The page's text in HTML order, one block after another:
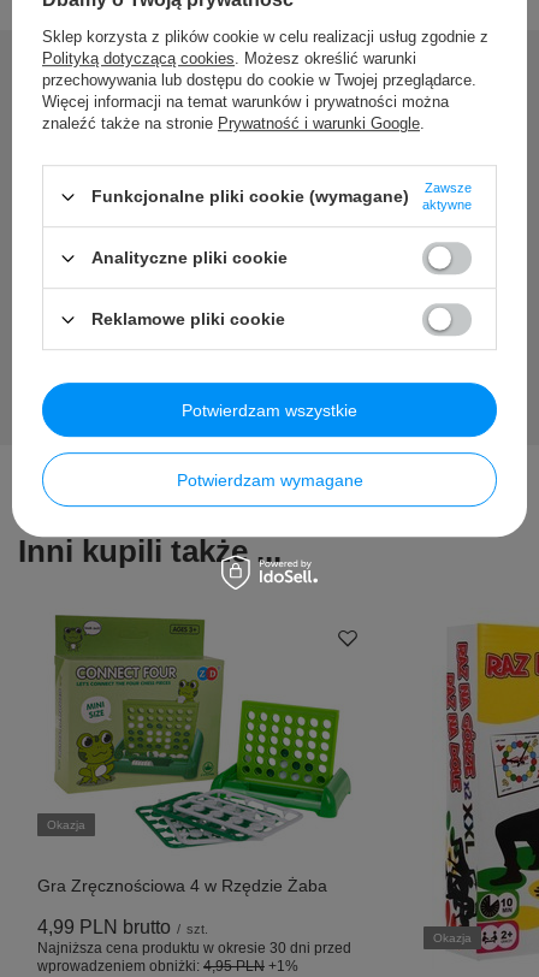
Potrzebujesz pomocy? Masz
pytania?
Zadaj pytanie a my odpowiemy niezwłocznie, najciekawsze
Zadaj pytanie
Inni kupili także ...
Okazja
Gra Zręcznościowa 4 w Rzędzie Żaba
4,99 PLN brutto / szt.
Najniższa cena produktu w okresie 30 dni przed
wprowadzeniem obniżki: 4,95 PLN +1%
Okazja
Sklep korzysta z plików cookie w celu realizacji usług zgodnie z
Polityką dotyczącą cookies. Możesz określić warunki
przechowywania lub dostępu do cookie w Twojej przeglądarce.
Więcej informacji na temat warunków i prywatności można
znaleźć także na stronie Prywatność i warunki Google.
Funkcjonalne pliki cookie (wymagane)
Zawsze
aktywne
Analityczne pliki cookie
Reklamowe pliki cookie
Potwierdzam wymagane
Potwierdzam wszystkie